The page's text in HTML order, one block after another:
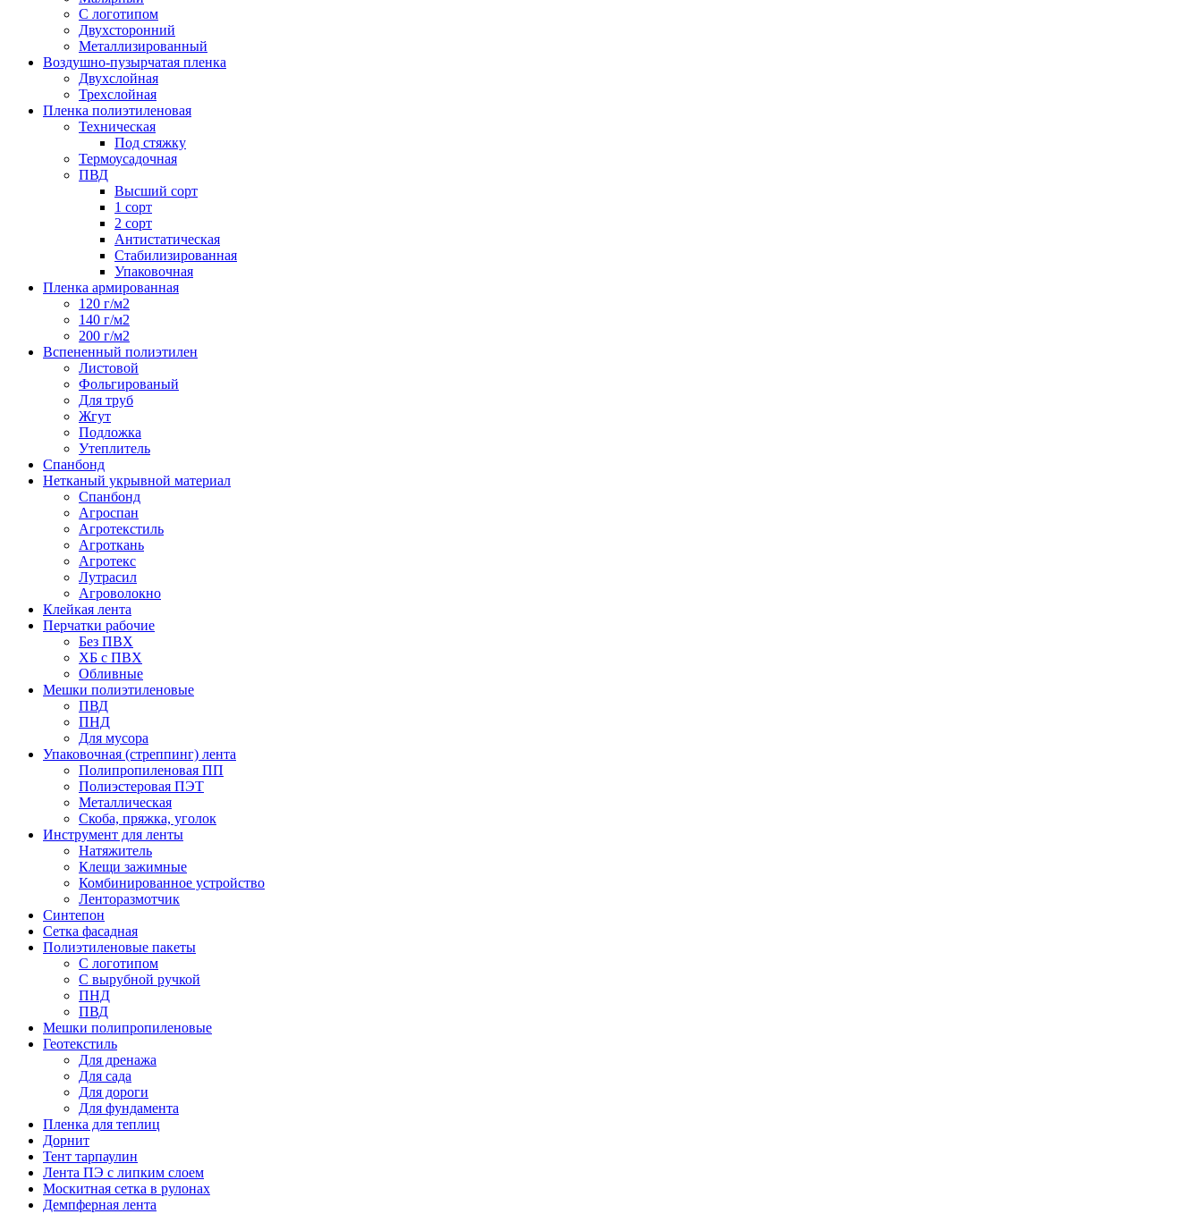
С логотипом
Двухсторонний
Металлизированный
Воздушно-пузырчатая пленка
Двухслойная
Трехслойная
Пленка полиэтиленовая
Техническая
Под стяжку
Термоусадочная
ПВД
Высший сорт
1 сорт
2 сорт
Антистатическая
Стабилизированная
Упаковочная
Пленка армированная
120 г/м2
140 г/м2
200 г/м2
Вспененный полиэтилен
Листовой
Фольгированый
Для труб
Жгут
Подложка
Утеплитель
Спанбонд
Нетканый укрывной материал
Спанбонд
Агроспан
Агротекстиль
Агроткань
Агротекс
Лутрасил
Агроволокно
Клейкая лента
Перчатки рабочие
Без ПВХ
ХБ с ПВХ
Обливные
Мешки полиэтиленовые
ПВД
ПНД
Для мусора
Упаковочная (стреппинг) лента
Полипропиленовая ПП
Полиэстеровая ПЭТ
Металлическая
Скоба, пряжка, уголок
Инструмент для ленты
Натяжитель
Клещи зажимные
Комбинированное устройство
Ленторазмотчик
Синтепон
Сетка фасадная
Полиэтиленовые пакеты
С логотипом
С вырубной ручкой
ПНД
ПВД
Мешки полипропиленовые
Геотекстиль
Для дренажа
Для сада
Для дороги
Для фундамента
Пленка для теплиц
Дорнит
Тент тарпаулин
Лента ПЭ с липким слоем
Москитная сетка в рулонах
Демпферная лента